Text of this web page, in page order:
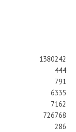
1380242
444
791
6335
7162
726768
286